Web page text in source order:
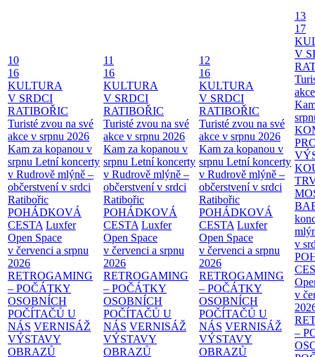
10
16
KULTURA
V SRDCI
RATIBOŘIC
Turisté zvou na své
akce v srpnu 2026
Kam za kopanou v
srpnu Letní koncerty
v Rudrově mlýně –
občerstvení v srdci
Ratibořic
POHÁDKOVÁ
CESTA Luxfer
Open Space
v červenci a srpnu
2026
RETROGAMING
– POČÁTKY
OSOBNÍCH
POČÍTAČŮ U
NÁS VERNISÁŽ
VÝSTAVY
OBRAZŮ
11
16
KULTURA
V SRDCI
RATIBOŘIC
Turisté zvou na své
akce v srpnu 2026
Kam za kopanou v
srpnu Letní koncerty
v Rudrově mlýně –
občerstvení v srdci
Ratibořic
POHÁDKOVÁ
CESTA Luxfer
Open Space
v červenci a srpnu
2026
RETROGAMING
– POČÁTKY
OSOBNÍCH
POČÍTAČŮ U
NÁS VERNISÁŽ
VÝSTAVY
OBRAZŮ
12
16
KULTURA
V SRDCI
RATIBOŘIC
Turisté zvou na své
akce v srpnu 2026
Kam za kopanou v
srpnu Letní koncerty
v Rudrově mlýně –
občerstvení v srdci
Ratibořic
POHÁDKOVÁ
CESTA Luxfer
Open Space
v červenci a srpnu
2026
RETROGAMING
– POČÁTKY
OSOBNÍCH
POČÍTAČŮ U
NÁS VERNISÁŽ
VÝSTAVY
OBRAZŮ
13
17
V
v
v
–